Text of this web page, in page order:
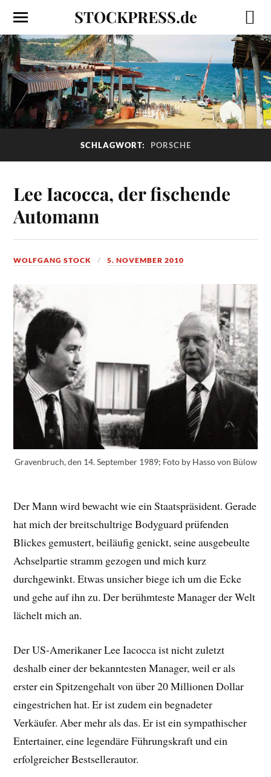
STOCKPRESS.de
SCHLAGWORT: PORSCHE
Lee Iacocca, der fischende
Automann
WOLFGANG STOCK 5. NOVEMBER 2010
Gravenbruch, den 14. September 1989; Foto by Hasso von Bülow
Der Mann wird bewacht wie ein Staatspräsident. Gerade
hat mich der breitschultrige Bodyguard prüfenden
Blickes gemustert, beiläufig genickt, seine ausgebeulte
Achselpartie stramm gezogen und mich kurz
durchgewinkt. Etwas unsicher biege ich um die Ecke
und gehe auf ihn zu. Der berühmteste Manager der Welt
lächelt mich an.
Der US-Amerikaner Lee Iacocca ist nicht zuletzt
deshalb einer der bekanntesten Manager, weil er als
erster ein Spitzengehalt von über 20 Millionen Dollar
eingestrichen hat. Er ist zudem ein begnadeter
Verkäufer. Aber mehr als das. Er ist ein sympathischer
Entertainer, eine legendäre Führungskraft und ein
erfolgreicher Bestsellerautor.